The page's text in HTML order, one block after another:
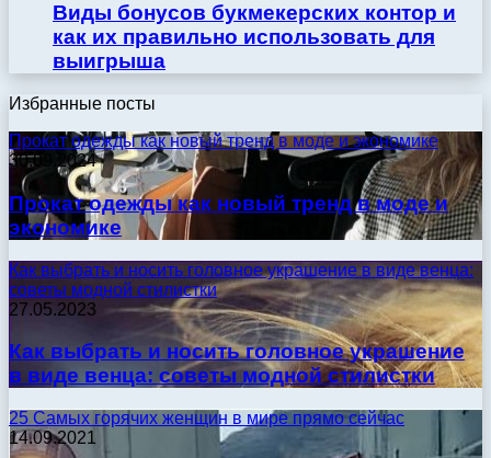
Виды бонусов букмекерских контор и
как их правильно использовать для
выигрыша
Избранные посты
Прокат одежды как новый тренд в моде и экономике
30.09.2024
Прокат одежды как новый тренд в моде и
экономике
Как выбрать и носить головное украшение в виде венца:
советы модной стилистки
27.05.2023
Как выбрать и носить головное украшение
в виде венца: советы модной стилистки
25 Самых горячих женщин в мире прямо сейчас
14.09.2021